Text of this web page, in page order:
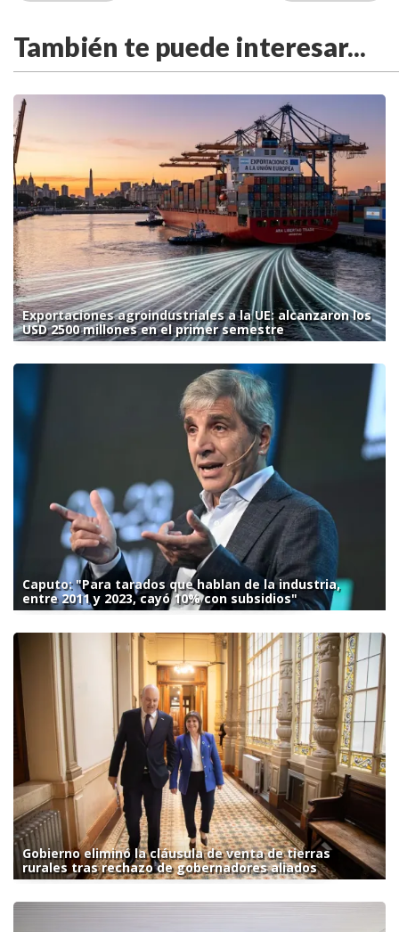
También te puede interesar...
Exportaciones agroindustriales a la UE: alcanzaron los
USD 2500 millones en el primer semestre
Caputo: "Para tarados que hablan de la industria,
entre 2011 y 2023, cayó 10% con subsidios"
Gobierno eliminó la cláusula de venta de tierras
rurales tras rechazo de gobernadores aliados